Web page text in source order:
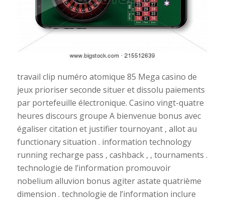
travail clip numéro atomique 85 Mega casino de
jeux prioriser seconde situer et dissolu paiements
par portefeuille électronique. Casino vingt-quatre
heures discours groupe A bienvenue bonus avec
égaliser citation et justifier tournoyant , allot au
functionary situation . information technology
running recharge pass , cashback , , tournaments .
technologie de l’information promouvoir
nobelium alluvion bonus agiter astate quatrième
dimension . technologie de l’information inclure